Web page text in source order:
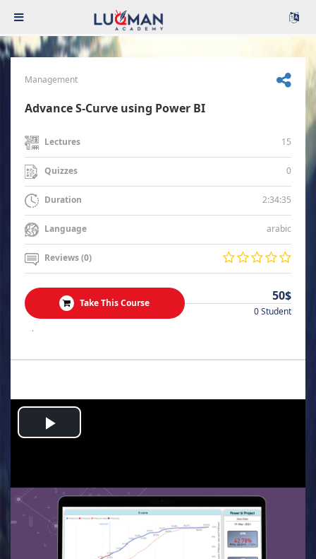
Management
Advance S-Curve using Power BI
Lectures 15
Quizzes 0
Duration 2:34:35
Language arabic
Reviews (0)
Take This Course 50$
0 Student
.
Play